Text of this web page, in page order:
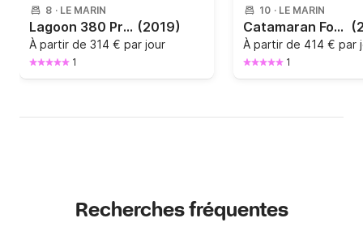
8 · LE MARIN
Lagoon 380 Premium (2019)
À partir de 314 € par jour
1
10 · LE MARIN
Catamaran Fountaine Pajot ISLA 40 11m
À partir de 414 € par
1
Recherches fréquentes